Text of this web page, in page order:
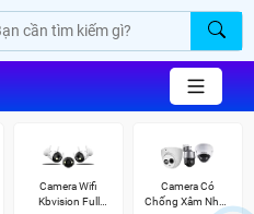
Camera Wifi
Kbvision Full
Camera Có
Chống Xâm Nhập